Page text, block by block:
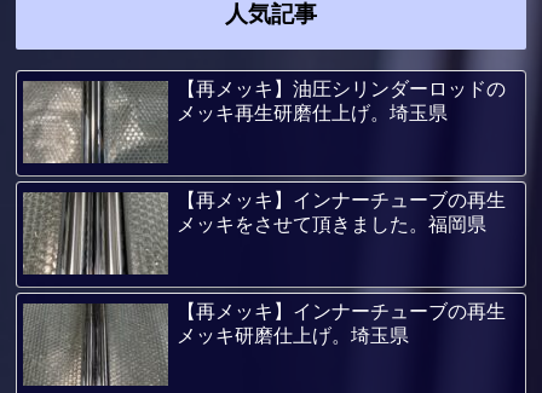
人気記事
【再メッキ】油圧シリンダーロッドの
メッキ再生研磨仕上げ。埼玉県
【再メッキ】インナーチューブの再生
メッキをさせて頂きました。福岡県
【再メッキ】インナーチューブの再生
メッキ研磨仕上げ。埼玉県